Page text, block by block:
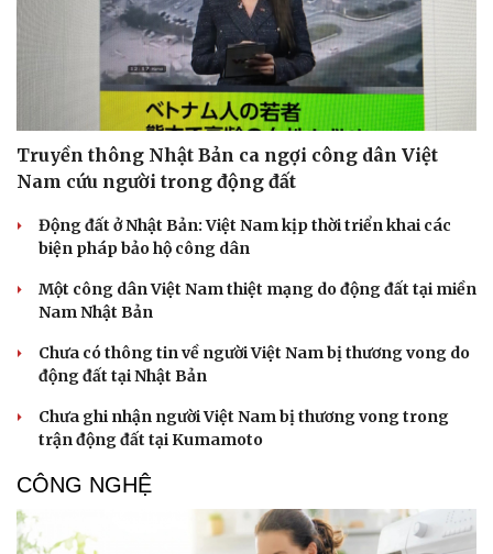
Truyền thông Nhật Bản ca ngợi công dân Việt
Nam cứu người trong động đất
Động đất ở Nhật Bản: Việt Nam kịp thời triển khai các
biện pháp bảo hộ công dân
Một công dân Việt Nam thiệt mạng do động đất tại miền
Nam Nhật Bản
Chưa có thông tin về người Việt Nam bị thương vong do
động đất tại Nhật Bản
Chưa ghi nhận người Việt Nam bị thương vong trong
trận động đất tại Kumamoto
CÔNG NGHỆ